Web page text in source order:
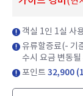
객실 1인 1실 사
유류할증료(- 기
수시 요금 변동
포인트 32,900